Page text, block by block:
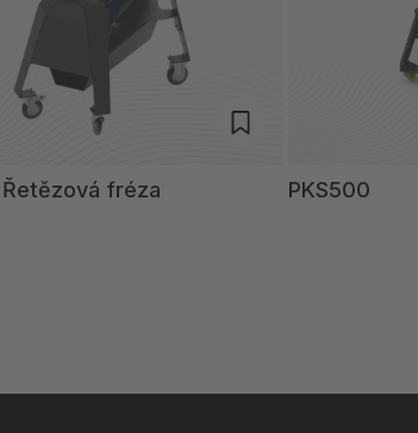
fréza PKS500